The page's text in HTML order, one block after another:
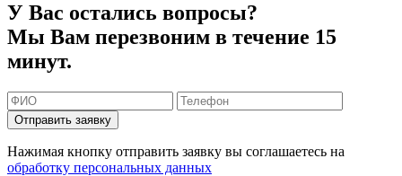
У Вас остались вопросы?
Мы Вам перезвоним в течение 15
минут.
Отправить заявку
Нажимая кнопку отправить заявку вы соглашаетесь на
обработку персональных данных